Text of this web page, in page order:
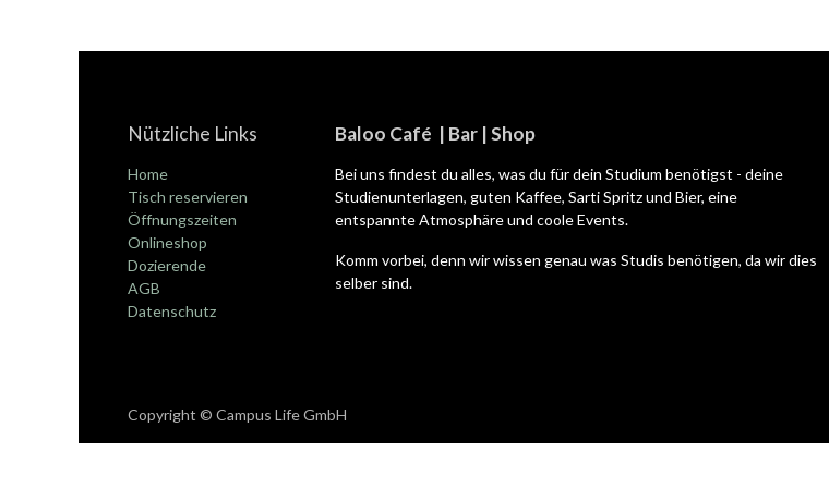
Nützliche Links
Home
Tisch reservieren
Öffnungszeiten
Onlineshop
Dozierende
AGB
Datenschutz
Baloo Café | Bar | Shop
Bei uns findest du alles, was du für dein Studium benötigst - deine
Studienunterlagen, guten Kaffee, Sarti Spritz und Bier, eine
entspannte Atmosphäre und coole Events.
Komm vorbei, denn wir wissen genau was Studis benötigen, da wir dies
selber sind.
Copyright © Campus Life GmbH